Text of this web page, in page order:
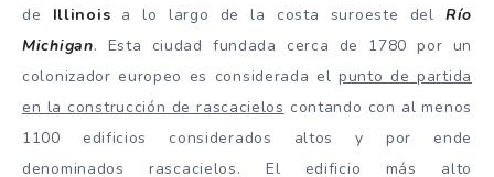
de Illinois a lo largo de la costa suroeste del Río
Michigan. Esta ciudad fundada cerca de 1780 por un
colonizador europeo es considerada elpunto de partida
en la construcción de rascacielos contando con al menos
1100 edificios considerados altos y por ende
denominados rascacielos. El edificio más alto